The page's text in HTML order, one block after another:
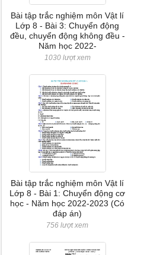
Bài tập trắc nghiệm môn Vật lí
Lớp 8 - Bài 3: Chuyển động
đều, chuyển động không đều -
Năm học 2022-
1030 lượt xem
Bài tập trắc nghiệm môn Vật lí
Lớp 8 - Bài 1: Chuyển động cơ
học - Năm học 2022-2023 (Có
đáp án)
756 lượt xem